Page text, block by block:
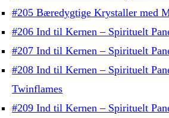
#205 Bæredygtige Krystaller med
#206 Ind til Kernen – Spirituelt
#207 Ind til Kernen – Spirituelt
#208 Ind til Kernen – Spirituelt
Twinflames
#209 Ind til Kernen – Spirituelt